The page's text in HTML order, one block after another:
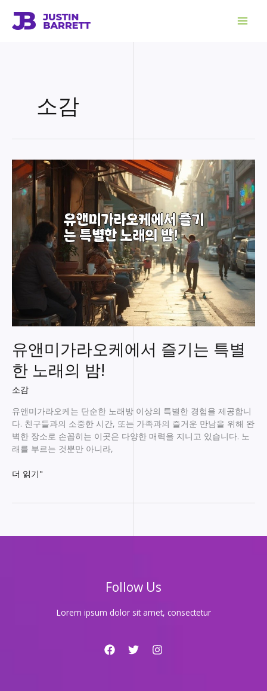
소감
유앤미가라오케에서 즐기는 특별
한 노래의 밤!
소감
유앤미가라오케는 단순한 노래방 이상의 특별한 경험을 제공합니
다. 친구들과의 소중한 시간, 또는 가족과의 즐거운 만남을 위해 완
벽한 장소로 손꼽히는 이곳은 다양한 매력을 지니고 있습니다. 노
래를 부르는 것뿐만 아니라,
유
오
더 읽기"
Follow Us
Lorem ipsum dolor sit amet, consectetur